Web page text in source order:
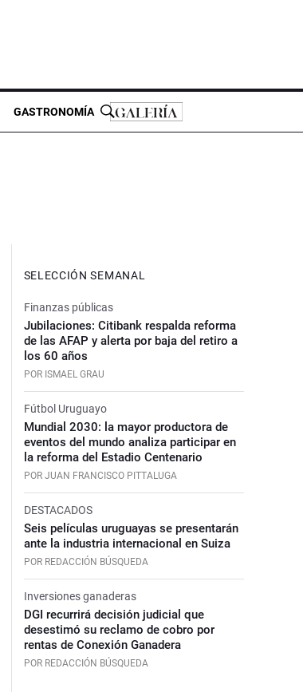
GASTRONOMÍA
SELECCIÓN SEMANAL
Finanzas públicas
Jubilaciones: Citibank respalda reforma
de las AFAP y alerta por baja del retiro a
los 60 años
POR ISMAEL GRAU
Fútbol Uruguayo
Mundial 2030: la mayor productora de
eventos del mundo analiza participar en
la reforma del Estadio Centenario
POR JUAN FRANCISCO PITTALUGA
DESTACADOS
Seis películas uruguayas se presentarán
ante la industria internacional en Suiza
POR REDACCIÓN BÚSQUEDA
Inversiones ganaderas
DGI recurrirá decisión judicial que
desestimó su reclamo de cobro por
rentas de Conexión Ganadera
POR REDACCIÓN BÚSQUEDA